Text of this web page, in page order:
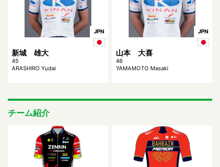
JPN
新城 雄大
45
ARASHIRO Yudai
JPN
山本 大喜
46
YAMAMOTO Masaki
チーム紹介